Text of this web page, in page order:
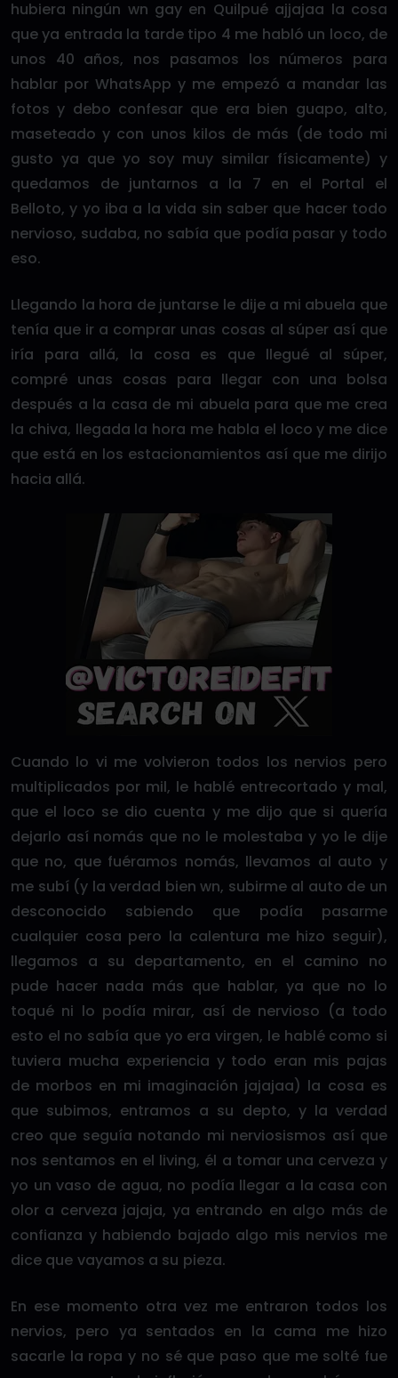
hubiera ningún wn gay en Quilpué ajjajaa la cosa
que ya entrada la tarde tipo 4 me habló un loco, de
unos 40 años, nos pasamos los números para
hablar por WhatsApp y me empezó a mandar las
fotos y debo confesar que era bien guapo, alto,
maseteado y con unos kilos de más (de todo mi
gusto ya que yo soy muy similar físicamente) y
quedamos de juntarnos a la 7 en el Portal el
Belloto, y yo iba a la vida sin saber que hacer todo
nervioso, sudaba, no sabía que podía pasar y todo
eso.
Llegando la hora de juntarse le dije a mi abuela que
tenía que ir a comprar unas cosas al súper así que
iría para allá, la cosa es que llegué al súper,
compré unas cosas para llegar con una bolsa
después a la casa de mi abuela para que me crea
la chiva, llegada la hora me habla el loco y me dice
que está en los estacionamientos así que me dirijo
hacia allá.
Cuando lo vi me volvieron todos los nervios pero
multiplicados por mil, le hablé entrecortado y mal,
que el loco se dio cuenta y me dijo que si quería
dejarlo así nomás que no le molestaba y yo le dije
que no, que fuéramos nomás, llevamos al auto y
me subí (y la verdad bien wn, subirme al auto de un
desconocido sabiendo que podía pasarme
cualquier cosa pero la calentura me hizo seguir),
llegamos a su departamento, en el camino no
pude hacer nada más que hablar, ya que no lo
toqué ni lo podía mirar, así de nervioso (a todo
esto el no sabía que yo era virgen, le hablé como si
tuviera mucha experiencia y todo eran mis pajas
de morbos en mi imaginación jajajaa) la cosa es
que subimos, entramos a su depto, y la verdad
creo que seguía notando mi nerviosismos así que
nos sentamos en el living, él a tomar una cerveza y
yo un vaso de agua, no podía llegar a la casa con
olor a cerveza jajaja, ya entrando en algo más de
confianza y habiendo bajado algo mis nervios me
dice que vayamos a su pieza.
En ese momento otra vez me entraron todos los
nervios, pero ya sentados en la cama me hizo
sacarle la ropa y no sé que paso que me solté fue